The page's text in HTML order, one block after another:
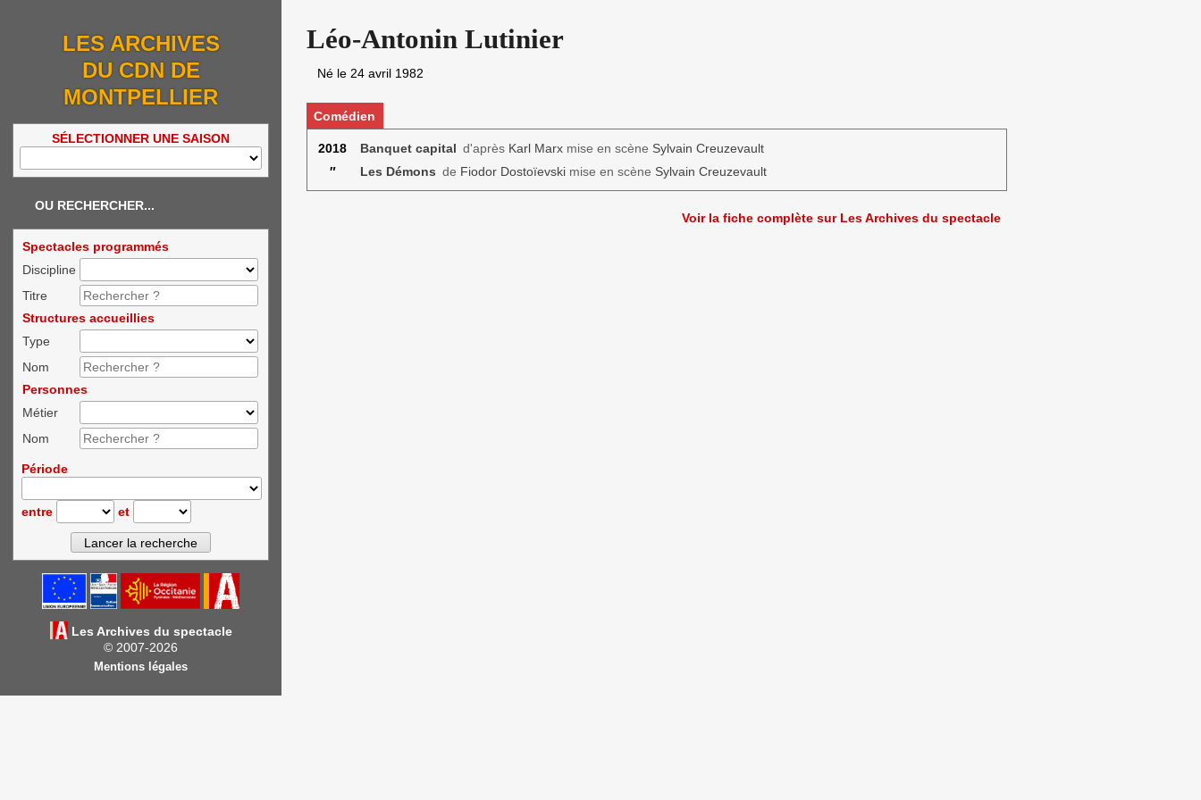
LES ARCHIVES
DU CDN DE
MONTPELLIER
SÉLECTIONNER UNE SAISON
OU RECHERCHER...
Spectacles programmés
Discipline
Titre
Structures accueillies
Type
Nom
Personnes
Métier
Nom
Période
entre et
Les Archives du spectacle
© 2007-2026
Mentions légales
Léo-Antonin Lutinier
Né le 24 avril 1982
Comédien
2018 Banquet capital d'après Karl Marxmise en scène Sylvain Creuzevault
″
Les Démons de Fiodor Dostoïevskimise en scène Sylvain Creuzevault
Voir la fiche complète sur Les Archives du spectacle